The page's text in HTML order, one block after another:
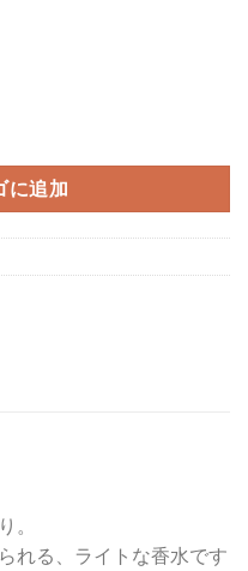
に追加
。
れる、ライトな香水です